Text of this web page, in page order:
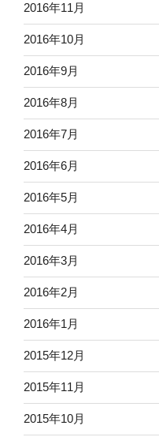
2016年11月
2016年10月
2016年9月
2016年8月
2016年7月
2016年6月
2016年5月
2016年4月
2016年3月
2016年2月
2016年1月
2015年12月
2015年11月
2015年10月